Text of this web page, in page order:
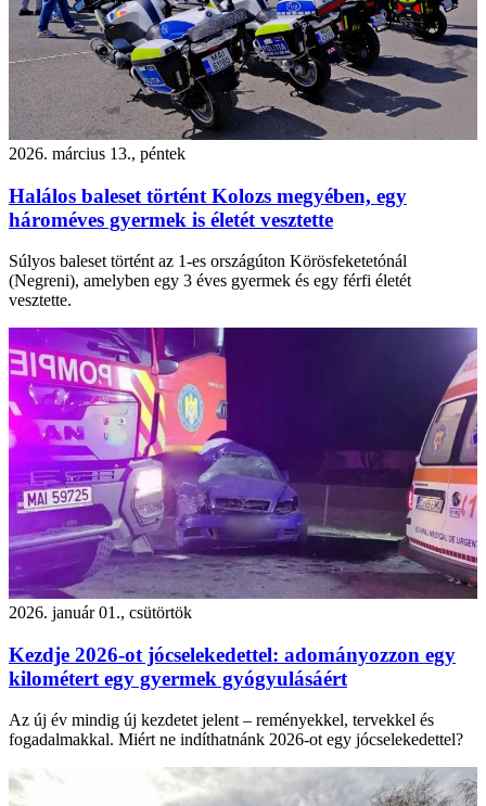
2026. március 13., péntek
Halálos baleset történt Kolozs megyében, egy
hároméves gyermek is életét vesztette
Súlyos baleset történt az 1-es országúton Körösfeketetónál
(Negreni), amelyben egy 3 éves gyermek és egy férfi életét
vesztette.
2026. január 01., csütörtök
Kezdje 2026-ot jócselekedettel: adományozzon egy
kilométert egy gyermek gyógyulásáért
Az új év mindig új kezdetet jelent – reményekkel, tervekkel és
fogadalmakkal. Miért ne indíthatnánk 2026-ot egy jócselekedettel?